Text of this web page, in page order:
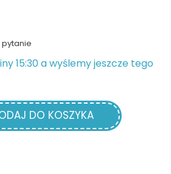
15:30 a wyślemy jeszcze tego
DO KOSZYKA